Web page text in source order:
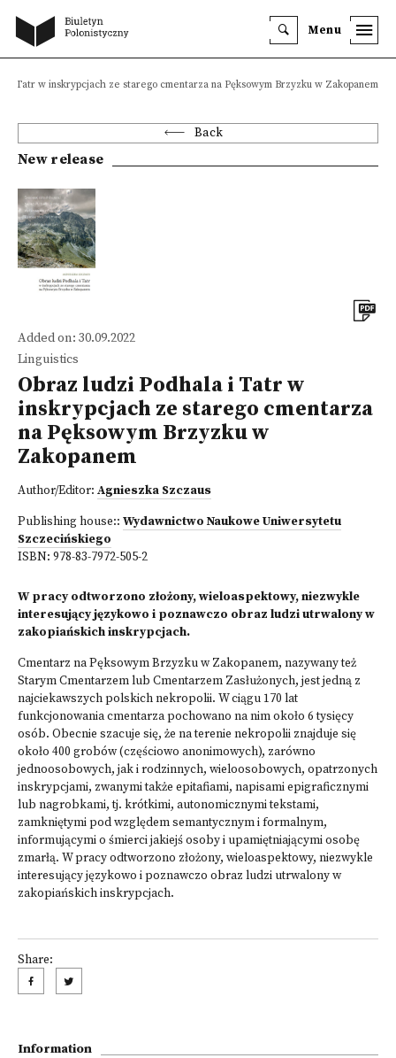
Menu
i Tatr w inskrypcjach ze starego cmentarza na Pęksowym Brzyzku w Zakopanem
Back
New release
Added on: 30.09.2022
Linguistics
Obraz ludzi Podhala i Tatr w
inskrypcjach ze starego cmentarza
na Pęksowym Brzyzku w
Zakopanem
Author/Editor: Agnieszka Szczaus
Publishing house:: Wydawnictwo Naukowe Uniwersytetu
Szczecińskiego
ISBN: 978-83-7972-505-2
W pracy odtworzono złożony, wieloaspektowy, niezwykle
interesujący językowo i poznawczo obraz ludzi utrwalony w
zakopiańskich inskrypcjach.
Cmentarz na Pęksowym Brzyzku w Zakopanem, nazywany też
Starym Cmentarzem lub Cmentarzem Zasłużonych, jest jedną z
najciekawszych polskich nekropolii. W ciągu 170 lat
funkcjonowania cmentarza pochowano na nim około 6 tysięcy
osób. Obecnie szacuje się, że na terenie nekropolii znajduje się
około 400 grobów (częściowo anonimowych), zarówno
jednoosobowych, jak i rodzinnych, wieloosobowych, opatrzonych
inskrypcjami, zwanymi także epitafiami, napisami epigraficznymi
lub nagrobkami, tj. krótkimi, autonomicznymi tekstami,
zamkniętymi pod względem semantycznym i formalnym,
informującymi o śmierci jakiejś osoby i upamiętniającymi osobę
zmarłą. W pracy odtworzono złożony, wieloaspektowy, niezwykle
interesujący językowo i poznawczo obraz ludzi utrwalony w
zakopiańskich inskrypcjach.
Share:
Information